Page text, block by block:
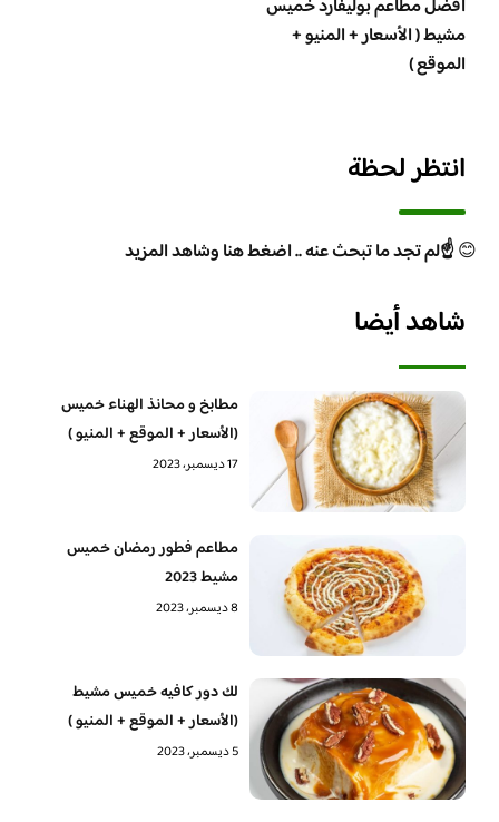
افضل مطاعم بوليفارد خميس
مشيط ( الأسعار + المنيو +
الموقع )
انتظر لحظة
😊☝️لم تجد ما تبحث عنه .. اضغط هنا وشاهد المزيد
شاهد أيضا
مطابخ و محانذ الهناء خميس
(الأسعار + الموقع + المنيو )
17 ديسمبر، 2023
مطاعم فطور رمضان خميس
مشيط 2023
8 ديسمبر، 2023
لك دور كافيه خميس مشيط
(الأسعار + الموقع + المنيو )
5 ديسمبر، 2023